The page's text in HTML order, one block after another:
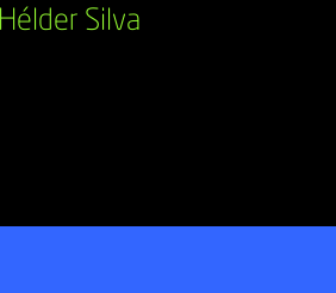
Hélder Silva